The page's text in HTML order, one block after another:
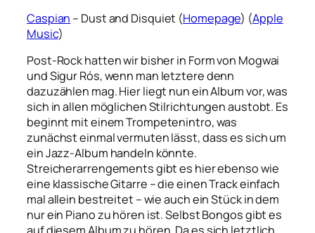
Caspian – Dust and Disquiet (Homepage) (Apple
Music)
Post-Rock hatten wir bisher in Form von Mogwai
und Sigur Rós, wenn man letztere denn
dazuzählen mag. Hier liegt nun ein Album vor, was
sich in allen möglichen Stilrichtungen austobt. Es
beginnt mit einem Trompetenintro, was
zunächst einmal vermuten lässt, dass es sich um
ein Jazz-Album handeln könnte.
Streicherarrengements gibt es hier ebenso wie
eine klassische Gitarre – die einen Track einfach
mal allein bestreitet – wie auch ein Stück in dem
nur ein Piano zu hören ist. Selbst Bongos gibt es